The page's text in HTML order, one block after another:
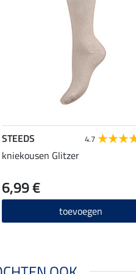
STEEDS 4.7
kniekousen Glitzer
6,99 €
toevoegen